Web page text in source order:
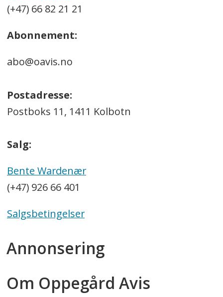
(+47) 66 82 21 21
Abonnement:
abo@oavis.no
Postadresse:
Postboks 11, 1411 Kolbotn
Salg:
Bente Wardenær
(+47) 926 66 401
Salgsbetingelser
Annonsering
Om Oppegård Avis